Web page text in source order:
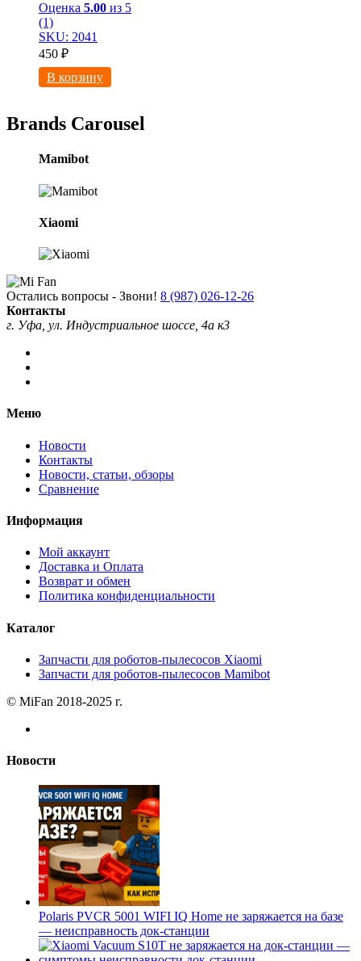
Оценка 5.00 из 5
(1)
SKU: 2041
450 ₽
В корзину
Brands Carousel
Mamibot
Xiaomi
Остались вопросы - Звони! 8 (987) 026-12-26
Контакты
г. Уфа, ул. Индустриальное шоссе, 4а к3
Меню
Новости
Контакты
Новости, статьи, обзоры
Сравнение
Информация
Мой аккаунт
Доставка и Оплата
Возврат и обмен
Политика конфиденциальности
Каталог
Запчасти для роботов-пылесосов Xiaomi
Запчасти для роботов-пылесосов Mamibot
© MiFan 2018-2025 г.
Новости
Polaris PVCR 5001 WIFI IQ Home не заряжается на базе
— неисправность док-станции